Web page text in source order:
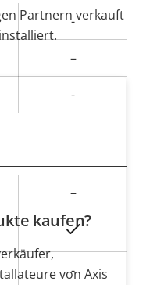
Eigentumswert
-
–
-
Eigentumswert
–
Ja
-
Partnern verkauft
kaufen?
von Axis